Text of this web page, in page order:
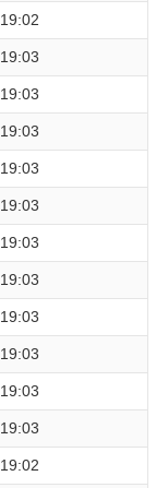
19:02
19:03
19:03
19:03
19:03
19:03
19:03
19:03
19:03
19:03
19:03
19:03
19:02